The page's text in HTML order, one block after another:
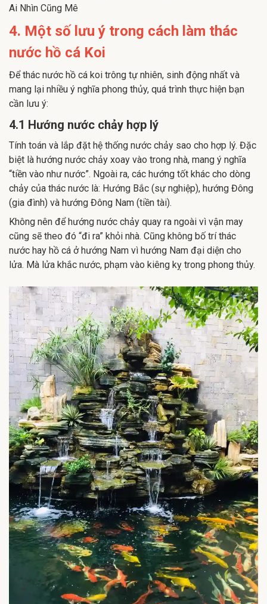
Ai Nhìn Cũng Mê
4. Một số lưu ý trong cách làm thác
nước hồ cá Koi
Để thác nước hồ cá koi trông tự nhiên, sinh động nhất và
mang lại nhiều ý nghĩa phong thủy, quá trình thực hiện bạn
cần lưu ý:
4.1 Hướng nước chảy hợp lý
Tính toán và lắp đặt hệ thống nước chảy sao cho hợp lý. Đặc
biệt là hướng nước chảy xoay vào trong nhà, mang ý nghĩa
“tiền vào như nước”. Ngoài ra, các hướng tốt khác cho dòng
chảy của thác nước là: Hướng Bắc (sự nghiệp), hướng Đông
(gia đình) và hướng Đông Nam (tiền tài).
Không nên để hướng nước chảy quay ra ngoài vì vận may
cũng sẽ theo đó “đi ra” khỏi nhà. Cũng không bố trí thác
nước hay hồ cá ở hướng Nam vì hướng Nam đại diện cho
lửa. Mà lửa khắc nước, phạm vào kiêng kỵ trong phong thủy.